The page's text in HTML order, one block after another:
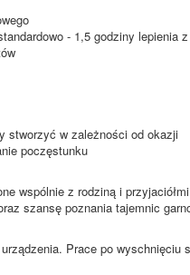
- 1,5 godziny lepienia
stworzyć w zależności od okazji
poczęstunku
wspólnie z rodziną i
szansę poznania tajemnic
Prace po wyschnięciu